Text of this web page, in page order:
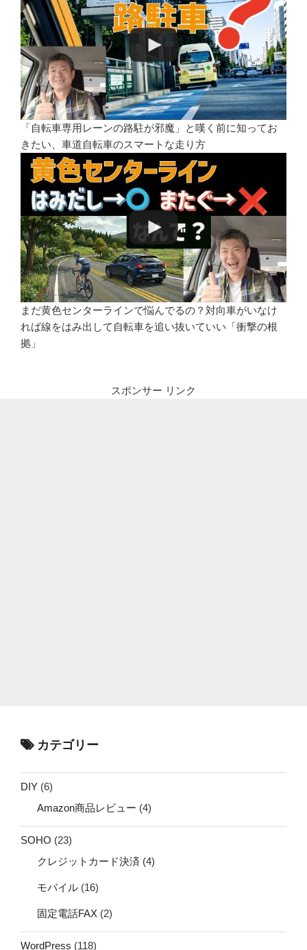
「自転車専用レーンの路駐が邪魔」と嘆く前に知ってお
きたい、車道自転車のスマートな走り方
まだ黄色センターラインで悩んでるの？対向車がいなけ
れば線をはみ出して自転車を追い抜いていい「衝撃の根
拠」
スポンサー リンク
カテゴリー
DIY (6)
Amazon商品レビュー (4)
SOHO (23)
クレジットカード決済 (4)
モバイル (16)
固定電話FAX (2)
WordPress (118)